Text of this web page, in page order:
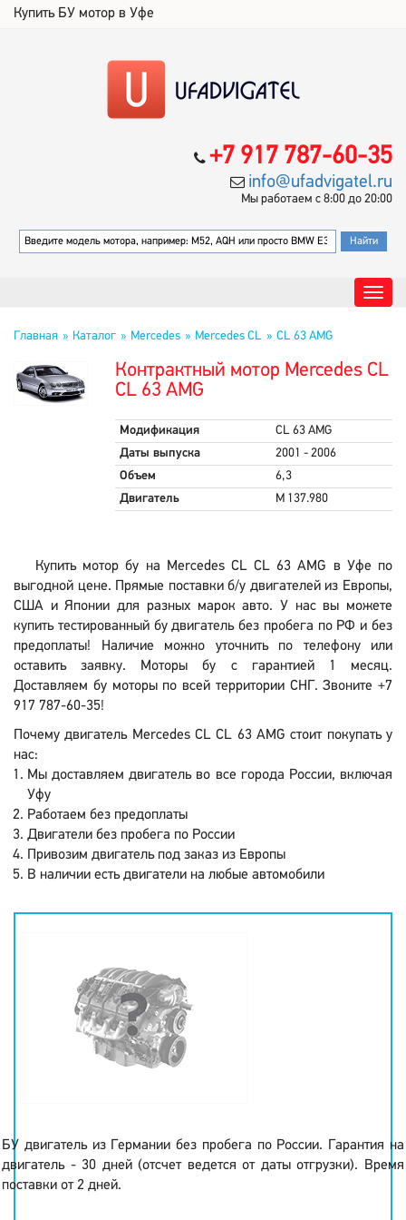
Купить БУ мотор в Уфе
+7 917 787-60-35
info@ufadvigatel.ru
Мы работаем с 8:00 до 20:00
Главная Каталог Mercedes Mercedes CL CL 63 AMG
Контрактный мотор Mercedes CL
CL 63 AMG
Модификация
CL 63 AMG
Даты выпуска
2001 - 2006
Объем
6,3
Двигатель
M 137.980
Купить мотор бу на Mercedes CL CL 63 AMG в Уфе по
выгодной цене. Прямые поставки б/у двигателей из Европы,
США и Японии для разных марок авто. У нас вы можете
купить тестированный бу двигатель без пробега по РФ и без
предоплаты! Наличие можно уточнить по телефону или
оставить заявку. Моторы бу с гарантией 1 месяц.
Доставляем бу моторы по всей территории СНГ. Звоните +7
917 787-60-35!
Почему двигатель Mercedes CL CL 63 AMG стоит покупать у
нас:
Мы доставляем двигатель во все города России, включая
Уфу
Работаем без предоплаты
Двигатели без пробега по России
Привозим двигатель под заказ из Европы
В наличии есть двигатели на любые автомобили
БУ двигатель из Германии без пробега по России. Гарантия на
двигатель - 30 дней (отсчет ведется от даты отгрузки). Время
поставки от 2 дней.